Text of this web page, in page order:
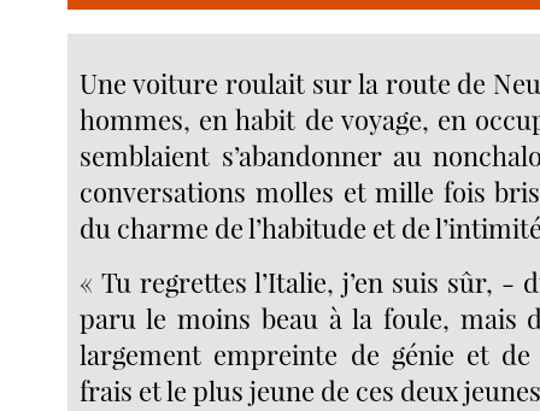
Une voiture roulait sur la route de
hommes, en habit de voyage, en
semblaient s’abandonner au
conversations molles et mille fois
du charme de l’habitude et de
« Tu regrettes l’Italie, j’en suis sûr, -
paru le moins beau à la foule, mais
largement empreinte de génie et
frais et le plus jeune de ces deux